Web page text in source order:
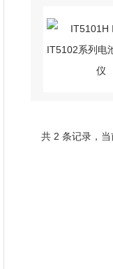
共 2 条记录，